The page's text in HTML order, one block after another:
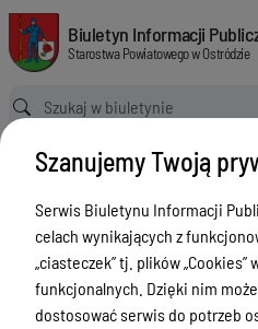
Zespół Placówek Pedagogicznych w
Biuletyn Informacji Publicznej
Biuletyn Informacji
Starostwa Powiatowego w Ostródzie
Ścieżka powrotu
Strona główna
Jednostki organizacyjne: Szkoły
Zespół Placówek
Jednostki
placówki
Menu Przedmiotowe
Szanujemy Twoją
Serwis Biuletynu Informacji
celach wynikających z
„ciasteczek” tj. plików
funkcjonalnych. Dzięki nim
dostosować serwis do potrzeb